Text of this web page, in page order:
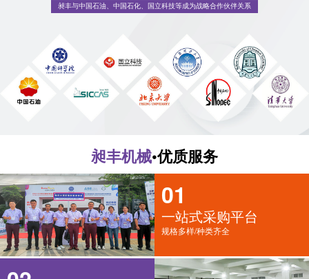
昶丰与中国石油、中国石化、国立科技等成为战略合作伙伴关系
昶丰机械•优质服务
01
一站式采购平台
规格多样/种类齐全